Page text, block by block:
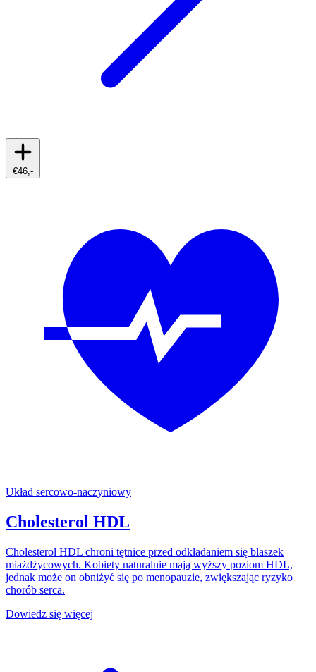
€46,-
Układ sercowo-naczyniowy
Cholesterol HDL
Cholesterol HDL chroni tętnice przed odkładaniem się blaszek
miażdżycowych. Kobiety naturalnie mają wyższy poziom HDL,
jednak może on obniżyć się po menopauzie, zwiększając ryzyko
chorób serca.
Dowiedz się więcej